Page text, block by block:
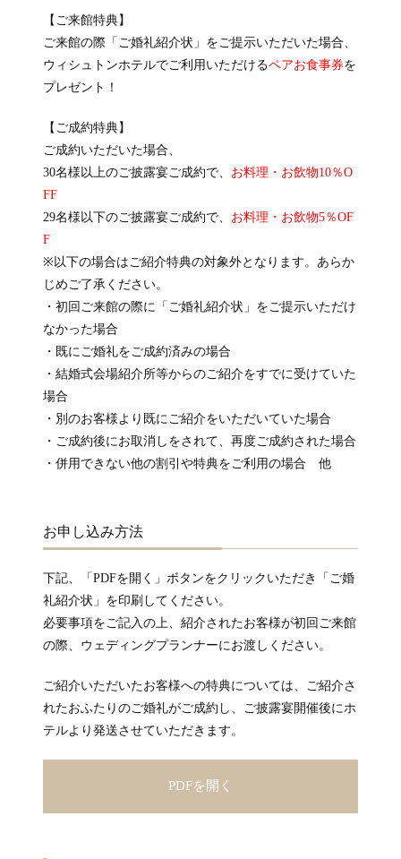
【ご来館特典】
ご来館の際「ご婚礼紹介状」をご提示いただいた場合、
ウィシュトンホテルでご利用いただけるペアお食事券を
プレゼント！
【ご成約特典】
ご成約いただいた場合、
30名様以上のご披露宴ご成約で、 お料理・お飲物10％O
FF
29名様以下のご披露宴ご成約で、 お料理・お飲物5％OF
F
※以下の場合はご紹介特典の対象外となります。あらか
じめご了承ください。
・初回ご来館の際に「ご婚礼紹介状」をご提示いただけ
なかった場合
・既にご婚礼をご成約済みの場合
・結婚式会場紹介所等からのご紹介をすでに受けていた
場合
・別のお客様より既にご紹介をいただいていた場合
・ご成約後にお取消しをされて、再度ご成約された場合
・併用できない他の割引や特典をご利用の場合 他
お申し込み方法
下記、「PDFを開く」ボタンをクリックいただき「ご婚
礼紹介状」を印刷してください。
必要事項をご記入の上、紹介されたお客様が初回ご来館
の際、ウェディングプランナーにお渡しください。
ご紹介いただいたお客様への特典については、ご紹介さ
れたおふたりのご婚礼がご成約し、ご披露宴開催後にホ
テルより発送させていただきます。
PDFを開く